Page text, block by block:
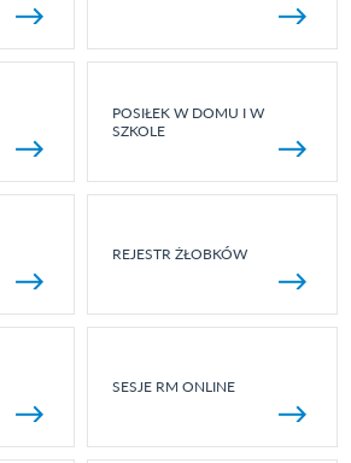
POSIŁEK W DOMU I W
SZKOLE
REJESTR ŻŁOBKÓW
SESJE RM ONLINE